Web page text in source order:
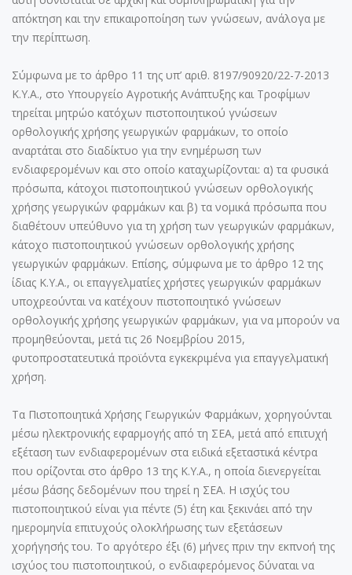
απόκτηση και την επικαιροποίηση των γνώσεων, ανάλογα με
την περίπτωση.
Σύμφωνα με το άρθρο 11 της υπ’ αριθ. 8197/90920/22-7-2013
Κ.Υ.Α., στο Υπουργείο Αγροτικής Ανάπτυξης και Τροφίμων
τηρείται μητρώο κατόχων πιστοποιητικού γνώσεων
ορθολογικής χρήσης γεωργικών φαρμάκων, το οποίο
αναρτάται στο διαδίκτυο για την ενημέρωση των
ενδιαφερομένων και στο οποίο καταχωρίζονται: α) τα φυσικά
πρόσωπα, κάτοχοι πιστοποιητικού γνώσεων ορθολογικής
χρήσης γεωργικών φαρμάκων και β) τα νομικά πρόσωπα που
διαθέτουν υπεύθυνο για τη χρήση των γεωργικών φαρμάκων,
κάτοχο πιστοποιητικού γνώσεων ορθολογικής χρήσης
γεωργικών φαρμάκων. Επίσης, σύμφωνα με το άρθρο 12 της
ίδιας Κ.Υ.Α., οι επαγγελματίες χρήστες γεωργικών φαρμάκων
υποχρεούνται να κατέχουν πιστοποιητικό γνώσεων
ορθολογικής χρήσης γεωργικών φαρμάκων, για να μπορούν να
προμηθεύονται, μετά τις 26 Νοεμβρίου 2015,
φυτοπροστατευτικά προϊόντα εγκεκριμένα για επαγγελματική
χρήση.
Τα Πιστοποιητικά Χρήσης Γεωργικών Φαρμάκων, χορηγούνται
μέσω ηλεκτρονικής εφαρμογής από τη ΣΕΑ, μετά από επιτυχή
εξέταση των ενδιαφερομένων στα ειδικά εξεταστικά κέντρα
που ορίζονται στο άρθρο 13 της Κ.Υ.Α., η οποία διενεργείται
μέσω βάσης δεδομένων που τηρεί η ΣΕΑ. Η ισχύς του
πιστοποιητικού είναι για πέντε (5) έτη και ξεκινάει από την
ημερομηνία επιτυχούς ολοκλήρωσης των εξετάσεων
χορήγησής του. Το αργότερο έξι (6) μήνες πριν την εκπνοή της
ισχύος του πιστοποιητικού, ο ενδιαφερόμενος δύναται να